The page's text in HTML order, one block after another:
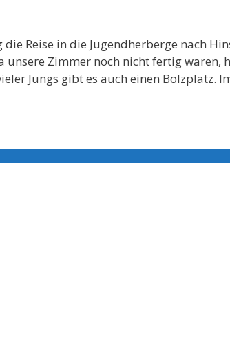
Reise in die Jugendherberge nach
unsere Zimmer noch nicht fertig
Jungs gibt es auch einen Bolzplatz.